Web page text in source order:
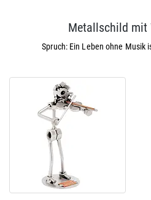
Metallschild mit
Spruch: Ein Leben ohne Musik